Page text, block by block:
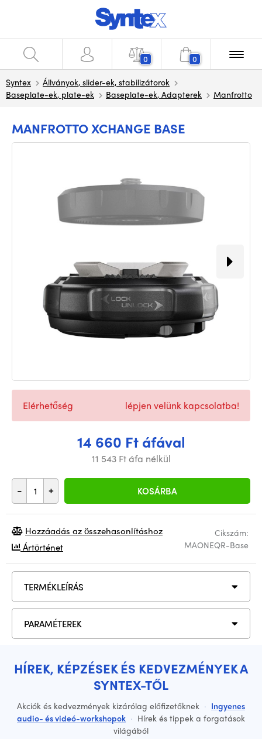
0 0
Syntex
Állványok, slider-ek, stabilizátorok
Baseplate-ek, plate-ek
Baseplate-ek, Adapterek Manfrotto
MANFROTTO XCHANGE BASE
14 660 Ft áfával
11 543 Ft áfa nélkül
- + KOSÁRBA
Elérhetőség lépjen velünk kapcsolatba!
Cikszám:
MAONEQR-Base
Hozzáadás az összehasonlításhoz
Ártörténet
TERMÉKLEÍRÁS
PARAMÉTEREK
HÍREK, KÉPZÉSEK ÉS KEDVEZMÉNYEK A
SYNTEX-TŐL
Akciók és kedvezmények kizárólag előfizetőknek · Ingyenes
audio- és videó-workshopok · Hírek és tippek a forgatások
világából